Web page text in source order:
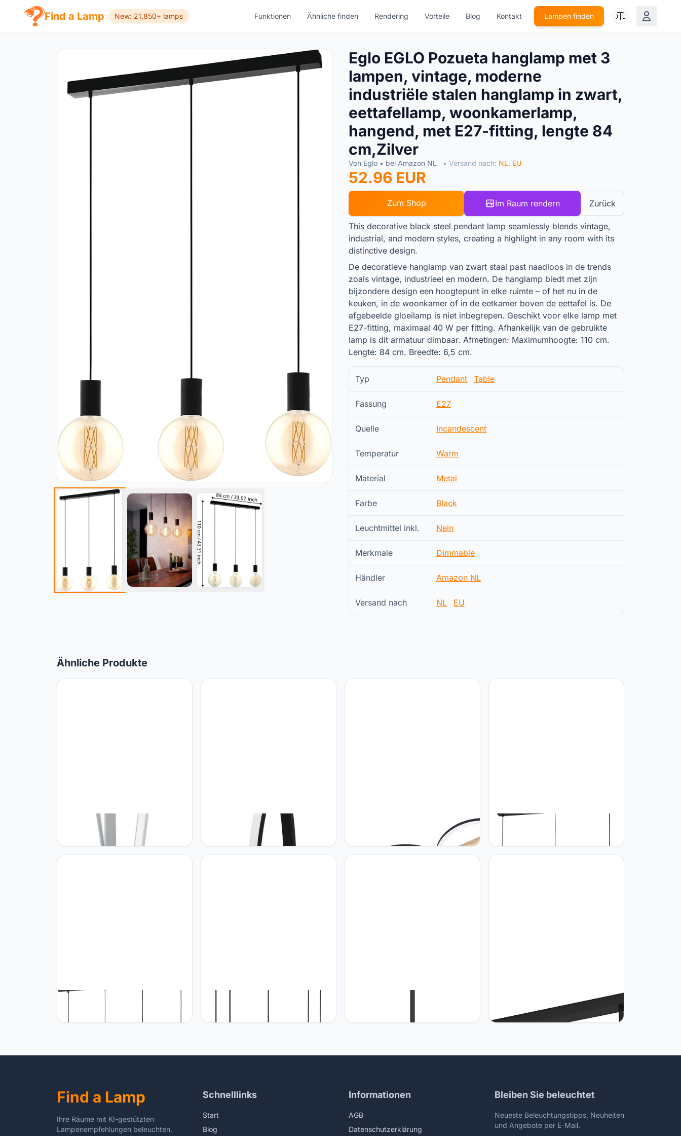
Find a Lamp New: 21,850+ lamps Funktionen Ähnliche finden Rendering Vorteile Blog Kontakt Lampen finden 🇩🇪
Eglo EGLO Pozueta hanglamp met 3
lampen, vintage, moderne
industriële stalen hanglamp in zwart,
eettafellamp, woonkamerlamp,
hangend, met E27-fitting, lengte 84
cm,Zilver
Von Eglo • bei Amazon NL • Versand nach: NL EU
52.96 EUR
Zum Shop Im Raum rendern Zurück
This decorative black steel pendant lamp seamlessly blends vintage,
industrial, and modern styles, creating a highlight in any room with its
distinctive design.
De decoratieve hanglamp van zwart staal past naadloos in de trends
zoals vintage, industrieel en modern. De hanglamp biedt met zijn
bijzondere design een hoogtepunt in elke ruimte – of het nu in de
keuken, in de woonkamer of in de eetkamer boven de eettafel is. De
afgebeelde gloeilamp is niet inbegrepen. Geschikt voor elke lamp met
E27-fitting, maximaal 40 W per fitting. Afhankelijk van de gebruikte
lamp is dit armatuur dimbaar. Afmetingen: Maximumhoogte: 110 cm.
Lengte: 84 cm. Breedte: 6,5 cm.
Typ Pendant Table
Fassung E27
Quelle Incandescent
Temperatur Warm
Material Metal
Farbe Black
Leuchtmittel inkl. Nein
Merkmale Dimmable
Händler Amazon NL
Versand nach NL EU
Ähnliche Produkte
Eglo EGLO Parri Vloerlamp,
aluminium, 31 W, chroom
Eglo Eglo Lasana 3 Led-vloerlamp, 2
lampen, moderne staande lamp van
staal, aluminium en kunststof,
woonkamerlamp in zwart, wit, lamp
Eglo Plafondverlichting Boyal wit L:
Eglo Eglo Cremella Hanglamp met 3
lampen, vintage, industrieel, van
staal in zwart, eettafellamp,
woonkamerlamp, hangend met E27-
Eglo EGLO LED hanglamp Barbotto,
indirect licht, 4-lichts eettafellamp
Eglo EGLO Claverdon hanglamp, 5
hygge, hanglamp van staal en hout
textiel, staande lamp van metaal in
Eglo EGLO Plafondspot Plimsoll, 4-
vlammige plafondlamp met
draaibare spots, plafondlamp van
Find a Lamp
Ihre Räume mit KI-gestützten
Lampenempfehlungen beleuchten.
Schnelllinks
Start
Blog
Informationen
AGB
Datenschutzerklärung
Bleiben Sie beleuchtet
Neueste Beleuchtungstipps, Neuheiten
und Angebote per E-Mail.